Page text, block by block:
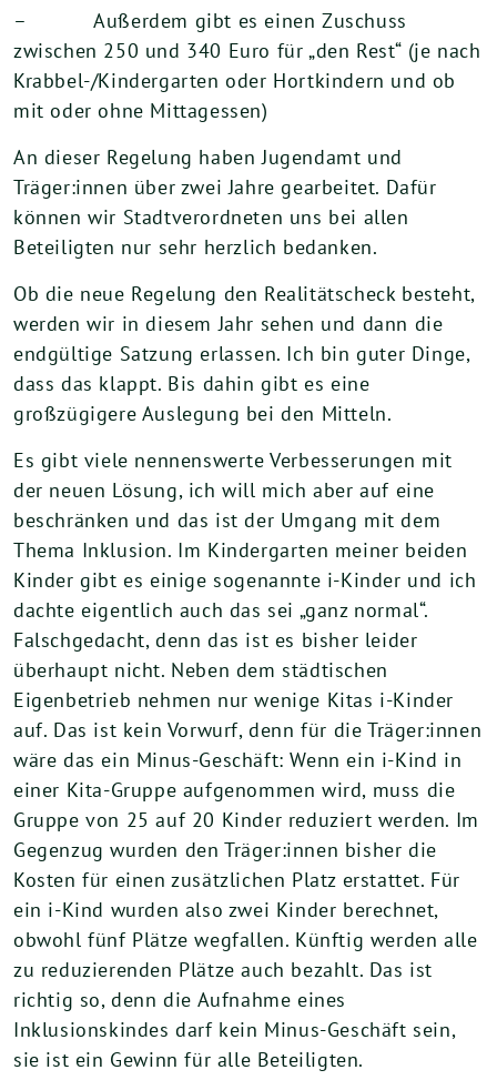
– Außerdem gibt es einen Zuschuss
zwischen 250 und 340 Euro für „den Rest“ (je nach
Krabbel-/Kindergarten oder Hortkindern und ob
mit oder ohne Mittagessen)
An dieser Regelung haben Jugendamt und
Träger:innen über zwei Jahre gearbeitet. Dafür
können wir Stadtverordneten uns bei allen
Beteiligten nur sehr herzlich bedanken.
Ob die neue Regelung den Realitätscheck besteht,
werden wir in diesem Jahr sehen und dann die
endgültige Satzung erlassen. Ich bin guter Dinge,
dass das klappt. Bis dahin gibt es eine
großzügigere Auslegung bei den Mitteln.
Es gibt viele nennenswerte Verbesserungen mit
der neuen Lösung, ich will mich aber auf eine
beschränken und das ist der Umgang mit dem
Thema Inklusion. Im Kindergarten meiner beiden
Kinder gibt es einige sogenannte i-Kinder und ich
dachte eigentlich auch das sei „ganz normal“.
Falschgedacht, denn das ist es bisher leider
überhaupt nicht. Neben dem städtischen
Eigenbetrieb nehmen nur wenige Kitas i-Kinder
auf. Das ist kein Vorwurf, denn für die Träger:innen
wäre das ein Minus-Geschäft: Wenn ein i-Kind in
einer Kita-Gruppe aufgenommen wird, muss die
Gruppe von 25 auf 20 Kinder reduziert werden. Im
Gegenzug wurden den Träger:innen bisher die
Kosten für einen zusätzlichen Platz erstattet. Für
ein i-Kind wurden also zwei Kinder berechnet,
obwohl fünf Plätze wegfallen. Künftig werden alle
zu reduzierenden Plätze auch bezahlt. Das ist
richtig so, denn die Aufnahme eines
Inklusionskindes darf kein Minus-Geschäft sein,
sie ist ein Gewinn für alle Beteiligten.